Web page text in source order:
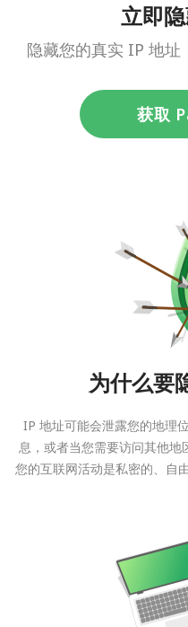
立即
隐藏您的真实 IP 地址
获取
为什么要
IP 地址可能会泄露您的地理
息，或者当您需要访问其他地
您的互联网活动是私密的、自